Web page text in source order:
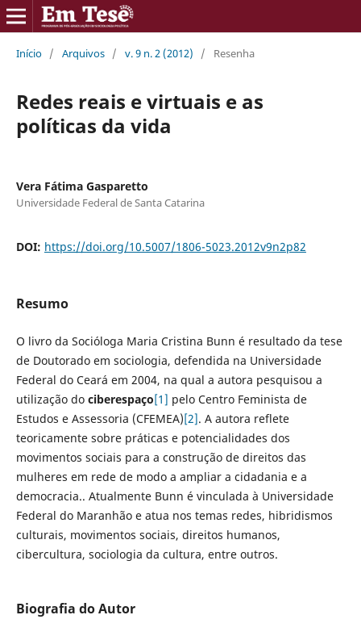
Início / Arquivos / v. 9 n. 2 (2012) / Resenha
Redes reais e virtuais e as
políticas da vida
Vera Fátima Gasparetto
Universidade Federal de Santa Catarina
DOI: https://doi.org/10.5007/1806-5023.2012v9n2p82
Resumo
O livro da Socióloga Maria Cristina Bunn é resultado da tese
de Doutorado em sociologia, defendida na Universidade
Federal do Ceará em 2004, na qual a autora pesquisou a
utilização do ciberespaço[1] pelo Centro Feminista de
Estudos e Assessoria (CFEMEA)[2]. A autora reflete
teoricamente sobre práticas e potencialidades dos
movimentos sociais para a construção de direitos das
mulheres em rede de modo a ampliar a cidadania e a
democracia.. Atualmente Bunn é vinculada à Universidade
Federal do Maranhão e atua nos temas redes, hibridismos
culturais, movimentos sociais, direitos humanos,
cibercultura, sociologia da cultura, entre outros.
Biografia do Autor